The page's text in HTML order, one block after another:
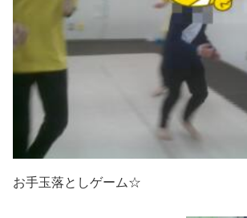
お手玉落としゲーム☆